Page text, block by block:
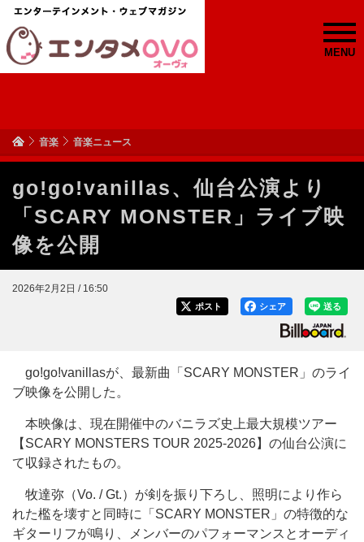
MENU
音楽 音楽ニュース
go!go!vanillas、仙台公演より
「SCARY MONSTER」ライブ映
像を公開
2026年2月2日 / 16:50
送る
シェア
ポスト
go!go!vanillasが、最新曲「SCARY MONSTER」のライ
ブ映像を公開した。
本映像は、現在開催中のバニラズ史上最大規模ツアー
【SCARY MONSTERS TOUR 2025-2026】の仙台公演に
て収録されたもの。
牧達弥（Vo. / Gt.）が剣を振り下ろし、照明により作ら
れた檻を壊すと同時に「SCARY MONSTER」の特徴的な
ギターリフが鳴り、メンバーのパフォーマンスとオーディ